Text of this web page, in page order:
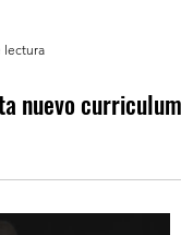
lectura
nuevo curriculum